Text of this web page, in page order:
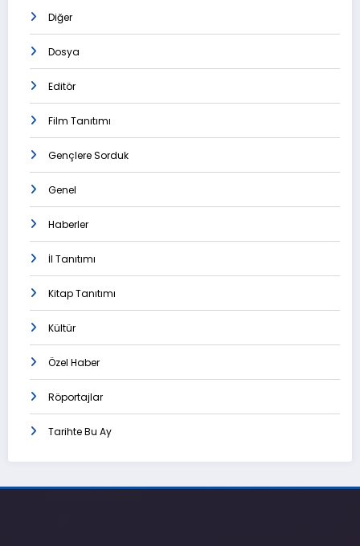
Diğer
Dosya
Editör
Film Tanıtımı
Gençlere Sorduk
Genel
Haberler
İl Tanıtımı
Kitap Tanıtımı
Kültür
Özel Haber
Röportajlar
Tarihte Bu Ay